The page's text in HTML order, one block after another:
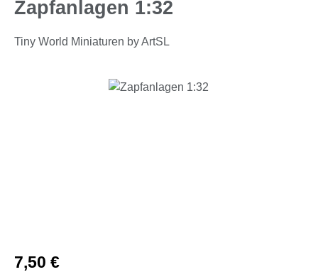
Zapfanlagen 1:32
Tiny World Miniaturen by ArtSL
Bildergalerie überspringen
Regulärer Preis:
7,50 €